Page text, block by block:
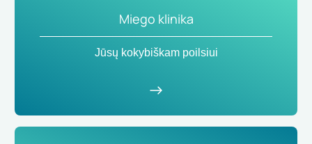
Miego klinika
Jūsų kokybiškam poilsiui